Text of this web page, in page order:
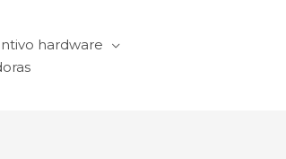
hardware